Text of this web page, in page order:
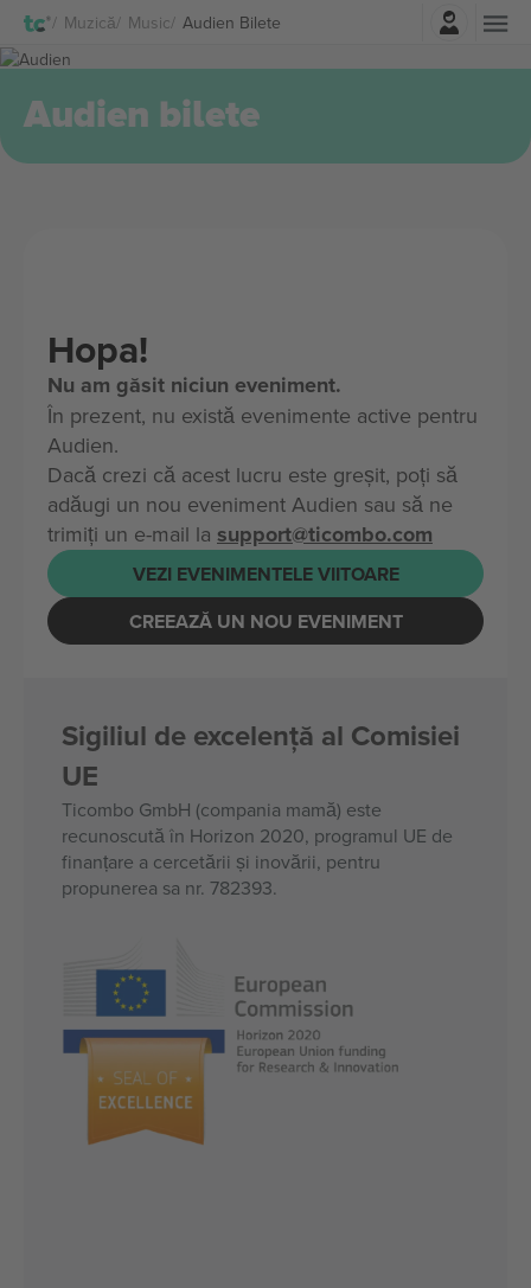
Muzică Music Audien Bilete
Audien bilete
Hopa!
Nu am găsit niciun eveniment.
În prezent, nu există evenimente active pentru
Audien.
Dacă crezi că acest lucru este greșit, poți să
adăugi un nou eveniment Audien sau să ne
trimiți un e-mail la support@ticombo.com
VEZI EVENIMENTELE VIITOARE
CREEAZĂ UN NOU EVENIMENT
Sigiliul de excelență al Comisiei
UE
Ticombo GmbH (compania mamă) este
recunoscută în Horizon 2020, programul UE de
finanțare a cercetării și inovării, pentru
propunerea sa nr. 782393.